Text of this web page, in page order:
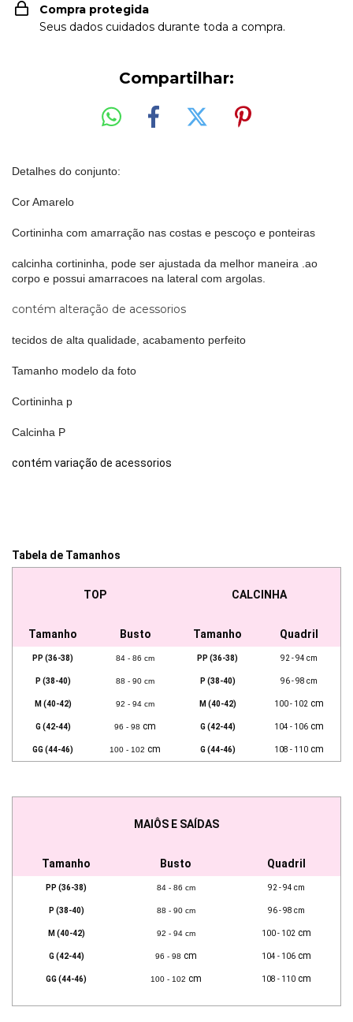
Compra protegida
Seus dados cuidados durante toda a compra.
Compartilhar:
Detalhes do conjunto:
Cor Amarelo
Cortininha com amarração nas costas e pescoço e ponteiras
calcinha cortininha, pode ser ajustada da melhor maneira .ao
corpo e possui amarracoes na lateral com argolas.
contém alteração de acessorios
tecidos de alta qualidade, acabamento perfeito
Tamanho modelo da foto
Cortininha p
Calcinha P
contém variação de acessorios
Tabela de Tamanhos
TOP CALCINHA
Tamanho Busto Tamanho Quadril
PP (36-38) 84 - 86 cm PP (36-38) 92 - 94 cm
P (38-40) 88 - 90 cm P (38-40) 96 - 98 cm
M (40-42) 92 - 94 cm M (40-42) 100 - 102 cm
G (42-44) 96 - 98 cm G (42-44) 104 - 106 cm
GG (44-46) 100 - 102 cm G (44-46) 108 - 110 cm
MAIÔS E SAÍDAS
Tamanho Busto Quadril
PP (36-38) 84 - 86 cm 92 - 94 cm
P (38-40) 88 - 90 cm 96 - 98 cm
M (40-42) 92 - 94 cm 100 - 102cm
G (42-44) 96 - 98 cm 104 - 106cm
GG (44-46) 100 - 102 cm 108 - 110cm